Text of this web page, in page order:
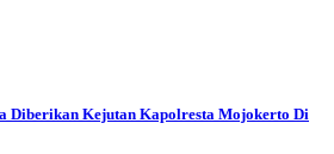
Diberikan Kejutan Kapolresta Mojokerto Di